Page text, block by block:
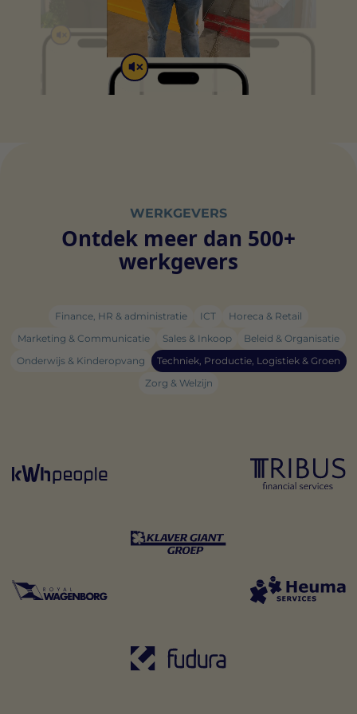
uitgevers en externe adverteerders.
de leveranciers van elke cookie.
WERKGEVERS
Ontdek meer dan 500+
werkgevers
Finance, HR & administratie ICT
Horeca & Retail
Marketing & Communicatie
Sales & Inkoop
Beleid & Organisatie
Onderwijs & Kinderopvang
Techniek, Productie, Logistiek & Groen
Zorg & Welzijn